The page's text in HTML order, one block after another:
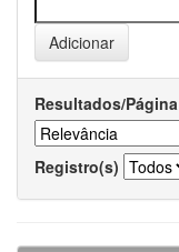
Resultados/Página
Registro(s)